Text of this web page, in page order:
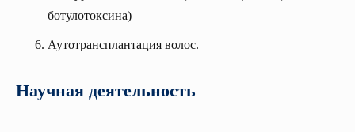
ботулотоксина)
Аутотрансплантация волос.
Научная деятельность